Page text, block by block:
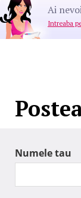
Ai
Intreaba
Numele tau